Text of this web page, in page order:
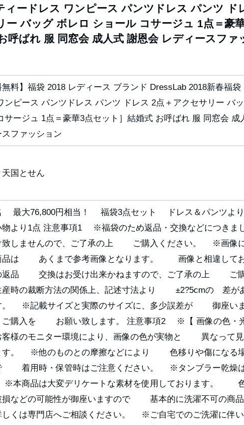
ィードレス ワンピース パンツドレス パンツ ド
ー バッグ ボレロ ショール コサージュ 1点＝豪華
呼ばれ 服 同窓会 成人式 謝恩会 レディースファ
無料】福袋 2018 レディース ブランド DressLab 2018新春福
ンピース パンツドレス パンツ ドレス 2点＋アクセサリー バ
サージュ 1点＝豪華3点セット］結婚式 お呼ばれ 服 同窓会 成
スファッション
国とせん
最大76,800円相当！ 福袋3点セット ドレス＆パンツよ
物より1点 注意事項1 ※福袋のため返品・交換などにつき
致しませんので、ご了承の上 ご購入ください。 ※画像に
品は あくまで参考画像となります。 画像と相違してお
返品 交換はお受け出来かねますので、ご了承の上 ご購
時の裁断方法の関係上、記述寸法より ±2?5cmの 差が
。 ※記載サイズと実際のサイズに、多少誤差が 御座い
ご購入を お願い致します。 注意事項2 ※【 画像の色・光
のモニター環境により、画像の色が実物と 異なって見
す。 ※他のものとの摩擦などにより 色移りや傷になる場
着用時・保管時はご注意ください。 ※タンブラー乾燥は
本商品は大変デリケートな素材を使用しております。 色
損などの可能性が御座いますので 基本的に洗濯不可の商品
は専門店へご相談ください。 ※ご自宅でのご洗濯に